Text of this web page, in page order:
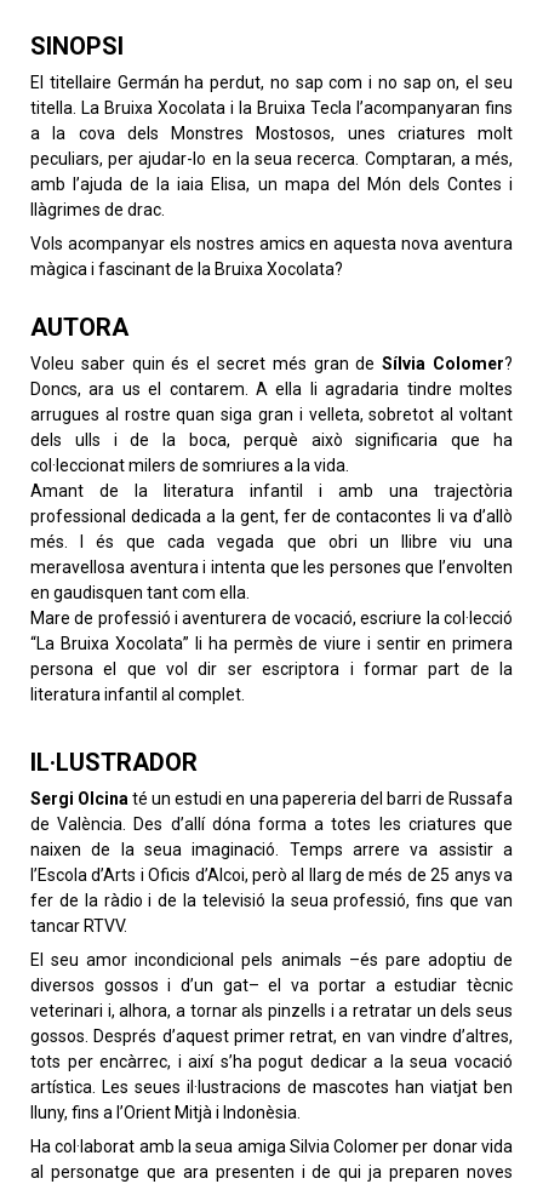
SINOPSI
El titellaire Germán ha perdut, no sap com i no sap on, el seu
titella. La Bruixa Xocolata i la Bruixa Tecla l’acompanyaran fins
a la cova dels Monstres Mostosos, unes criatures molt
peculiars, per ajudar-lo en la seua recerca. Comptaran, a més,
amb l’ajuda de la iaia Elisa, un mapa del Món dels Contes i
llàgrimes de drac.
Vols acompanyar els nostres amics en aquesta nova aventura
màgica i fascinant de la Bruixa Xocolata?
AUTORA
Voleu saber quin és el secret més gran deSílvia Colomer?
Doncs, ara us el contarem. A ella li agradaria tindre moltes
arrugues al rostre quan siga gran i velleta, sobretot al voltant
dels ulls i de la boca, perquè això significaria que ha
col·leccionat milers de somriures a la vida.
Amant de la literatura infantil i amb una trajectòria
professional dedicada a la gent, fer de contacontes li va d’allò
més. I és que cada vegada que obri un llibre viu una
meravellosa aventura i intenta que les persones que l’envolten
en gaudisquen tant com ella.
Mare de professió i aventurera de vocació, escriure la col·lecció
“La Bruixa Xocolata” li ha permès de viure i sentir en primera
persona el que vol dir ser escriptora i formar part de la
literatura infantil al complet.
IL·LUSTRADOR
Sergi Olcinaté un estudi en una papereria del barri de Russafa
de València. Des d’allí dóna forma a totes les criatures que
naixen de la seua imaginació. Temps arrere va assistir a
l’Escola d’Arts i Oficis d’Alcoi, però al llarg de més de 25 anys va
fer de la ràdio i de la televisió la seua professió, fins que van
tancar RTVV.
El seu amor incondicional pels animals –és pare adoptiu de
diversos gossos i d’un gat– el va portar a estudiar tècnic
veterinari i, alhora, a tornar als pinzells i a retratar un dels seus
gossos. Després d’aquest primer retrat, en van vindre d’altres,
tots per encàrrec, i així s’ha pogut dedicar a la seua vocació
artística. Les seues il·lustracions de mascotes han viatjat ben
lluny, fins a l’Orient Mitjà i Indonèsia.
Ha col·laborat amb la seua amiga Silvia Colomer per donar vida
al personatge que ara presenten i de qui ja preparen noves